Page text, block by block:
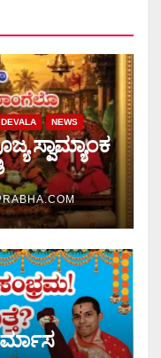
NEWS
ಸ್ವಾಮ್ಯಾಂಕ